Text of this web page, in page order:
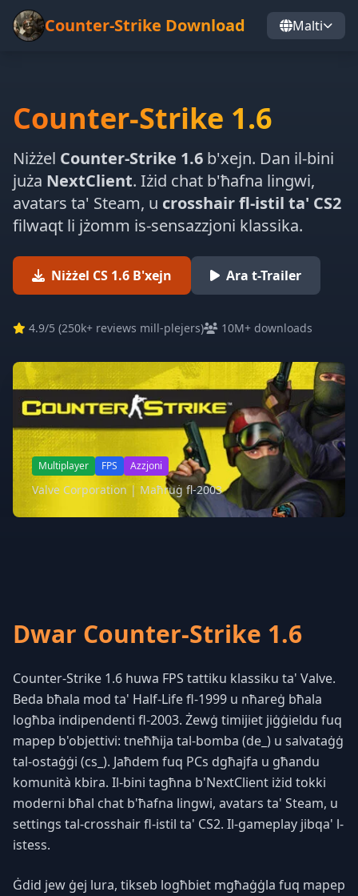
Counter-Strike Download Malti
Counter-Strike 1.6
Niżżel Counter-Strike 1.6 b'xejn. Dan il-bini
juża NextClient. Iżid chat b'ħafna lingwi,
avatars ta' Steam, u crosshair fl-istil ta' CS2
filwaqt li jżomm is-sensazzjoni klassika.
Niżżel CS 1.6 B'xejn Ara t-Trailer
4.9/5 (250k+ reviews mill-plejers) 10M+ downloads
Multiplayer FPS Azzjoni
Valve Corporation | Maħruġ fl-2003
Dwar Counter-Strike 1.6
Counter-Strike 1.6 huwa FPS tattiku klassiku ta' Valve.
Beda bħala mod ta' Half-Life fl-1999 u nħareġ bħala
logħba indipendenti fl-2003. Żewġ timijiet jiġġieldu fuq
mapep b'objettivi: tneħħija tal-bomba (de_) u salvataġġ
tal-ostaġġi (cs_). Jaħdem fuq PCs dgħajfa u għandu
komunità kbira. Il-bini tagħna b'NextClient iżid tokki
moderni bħal chat b'ħafna lingwi, avatars ta' Steam, u
settings tal-crosshair fl-istil ta' CS2. Il-gameplay jibqa' l-
istess.
Ġdid jew ġej lura, tikseb logħbiet mgħaġġla fuq mapep